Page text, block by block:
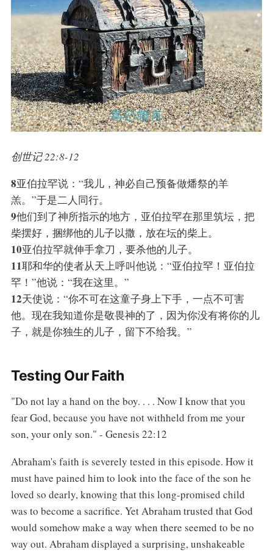
创世记 22:8-12
8亚伯拉罕说：“我儿，神必自己预备做燔祭的羊
羔。”于是二人同行。
9他们到了神所指示的地方，亚伯拉罕在那里筑坛，把
柴摆好，捆绑他的儿子以撒，放在坛的柴上。
10亚伯拉罕就伸手拿刀，要杀他的儿子。
11耶和华的使者从天上呼叫他说：“亚伯拉罕！亚伯拉
罕！”他说：“我在这里。”
12天使说：“你不可在这童子身上下手，一点不可害
他。现在我知道你是敬畏神的了，因为你没有将你的儿
子，就是你独生的儿子，留下不给我。”
Testing Our Faith
"Do not lay a hand on the boy. . . . Now I know that you
fear God, because you have not withheld from me your
son, your only son." - Genesis 22:12
Abraham's faith is severely tested in this episode. How it
must have pained him to look into the face of the son he
loved so dearly, knowing that this long-promised child
was to become a sacrifice. Yet Abraham trusted that God
would somehow make a way when there seemed to be no
way out. Abraham displayed a surprising, unshakeable